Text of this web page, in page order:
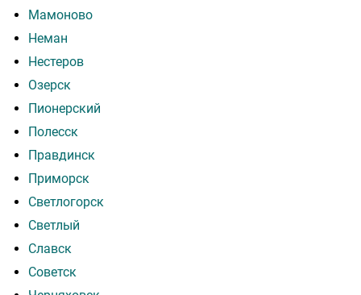
Мамоново
Неман
Нестеров
Озерск
Пионерский
Полесск
Правдинск
Приморск
Светлогорск
Светлый
Славск
Советск